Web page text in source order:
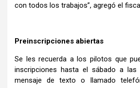
con todos los trabajos”, agregó el
Preinscripciones abiertas
Se les recuerda a los pilotos que
inscripciones hasta el sábado a las
mensaje de texto o llamado